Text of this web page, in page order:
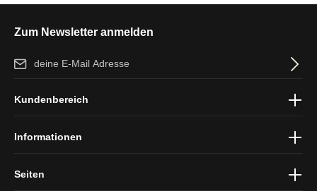
Zum Newsletter anmelden
E-Mail-Adresse*
und dieAGBgelesen und bin mit ihnen einverstanden.
Kundenbereich
Informationen
Seiten